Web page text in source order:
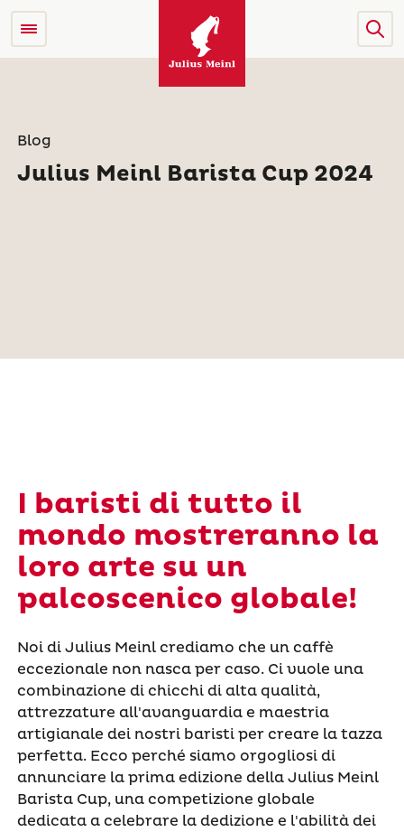
Blog
Julius Meinl Barista Cup 2024
Noi di Julius Meinl crediamo che un caffè
eccezionale non nasca per caso. Ci vuole una
combinazione di chicchi di alta qualità,
attrezzature all'avanguardia e maestria
artigianale dei nostri baristi per creare la tazza
perfetta. Ecco perché siamo orgogliosi di
annunciare la prima edizione della Julius Meinl
Barista Cup, una competizione globale
dedicata a celebrare la dedizione e l'abilità dei
I baristi di tutto il
mondo mostreranno la
loro arte su un
palcoscenico globale!